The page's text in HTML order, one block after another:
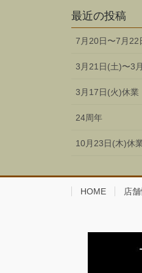
最近の投稿
7月20日〜7月22
3月21日(土)〜3
3月17日(火)休業
24周年
10月23日(木)休
HOME 店